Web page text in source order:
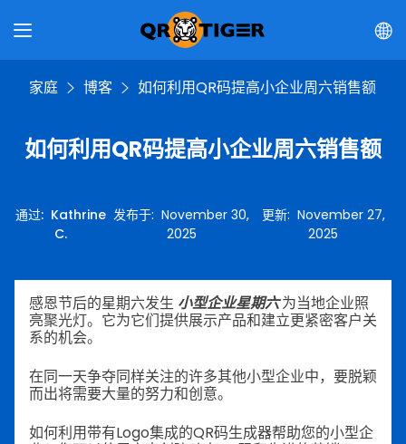
家庭 博客 如何利用QR码提高小企业周六销售额
如何利用QR码提高小企业周六销售额
通过: Kathrine
C.
发布于:November 30,
2025
更新: November 27,
2025
感恩节后的星期六发生 小型企业星期六为当地企业照
亮聚光灯。它为它们提供展示产品和建立更紧密客户关
系的机会。
在同一天争夺同样关注的许多其他小型企业中，要脱颖
而出将需要大量的努力和创意。
如何利用带有Logo集成的QR码生成器帮助您的小型企